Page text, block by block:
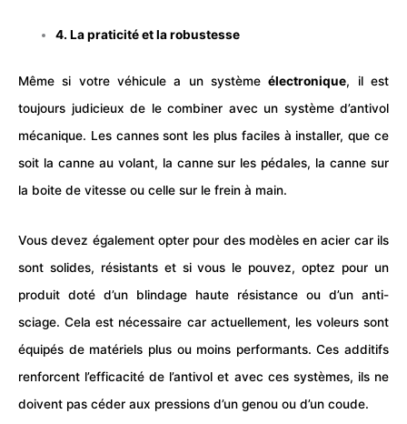
4. La praticité et la robustesse
Même si votre véhicule a un systèmeélectronique, il est
toujours judicieux de le combiner avec un système d’antivol
mécanique. Les cannes sont les plus faciles à installer, que ce
soit la canne au volant, la canne sur les pédales, la canne sur
la boite de vitesse ou celle sur le frein à main.
Vous devez également opter pour des modèles en acier car ils
sont solides, résistants et si vous le pouvez, optez pour un
produit doté d’un blindage haute résistance ou d’un anti-
sciage. Cela est nécessaire car actuellement, les voleurs sont
équipés de matériels plus ou moins performants. Ces additifs
renforcent l’efficacité de l’antivol et avec ces systèmes, ils ne
doivent pas céder aux pressions d’un genou ou d’un coude.